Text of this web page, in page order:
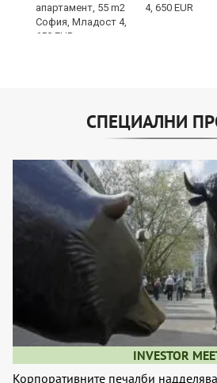
4, 650 EUR
СПЕЦИАЛНИ
INVESTOR
Корпоративните печалби